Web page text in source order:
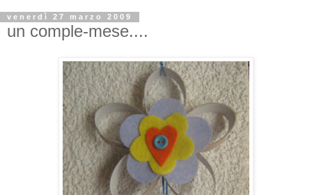
venerdì 27 marzo 2009
un comple-mese....